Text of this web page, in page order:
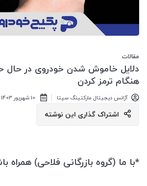
مقالات
دلایل خاموش شدن خودروی در حال
هنگام ترمز کردن
آژانس دیجیتال مارکتینگ سپتا 10 شهريور 1403
اشتراک گذاری این نوشته
*با ما (گروه بازرگانی فلاحی) همراه